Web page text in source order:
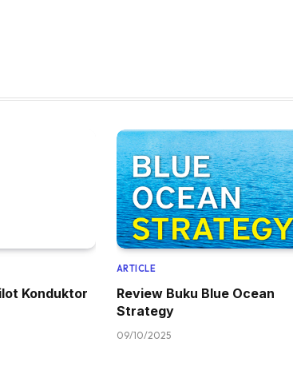
Konduktor
ARTICLE
Review Buku Blue Ocean
Strategy
09/10/2025